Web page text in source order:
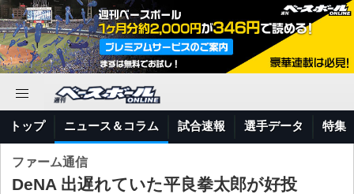
トップ ニュース＆コラム 試合速報 選手データ 特集
ファーム通信
DeNA 出遅れていた平良拳太郎が好投